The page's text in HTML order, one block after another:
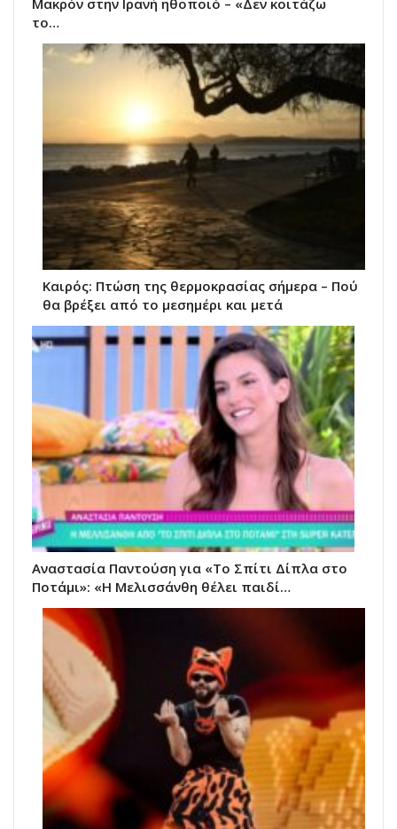
Μακρόν στην Ιρανή ηθοποιό – «Δεν κοιτάζω
το…
Καιρός: Πτώση της θερμοκρασίας σήμερα – Πού
θα βρέξει από το μεσημέρι και μετά
Αναστασία Παντούση για «Το Σπίτι Δίπλα στο
Ποτάμι»: «Η Μελισσάνθη θέλει παιδί…